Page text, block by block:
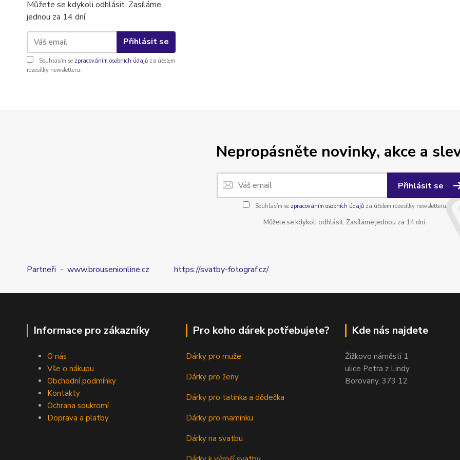
Můžete se kdykoli odhlásit. Zasíláme
jednou za 14 dní.
Přihlásit se
Souhlasím se zpracováním osobních údajů za účelem
rozesílky newsletteru.
Nepropásněte novinky, akce a
Přihlásit se
Souhlasím se zpracováním osobních údajůza účelem rozesílky newsletteru.
Můžete se kdykoli odhlásit. Zasíláme jednou za 14 dní.
Partneři - www.brousenionline.cz https://svatby-fotograf.cz/
Informace pro zákazníky
O nás
Vše o nákupu
Obchodní podmínky
Kontakty
Ochrana soukromí
Doprava a platby
Pro koho dárek potřebujete?
Dárky pro muže
Dárky pro ženy
Dárky pro tatínka a dědečka
Dárky pro maminku
Dárky na svatbu
Kde nás najdete
Žižkovo náměstí 1
ulice Petra z Lindy
Borovany, 373 12